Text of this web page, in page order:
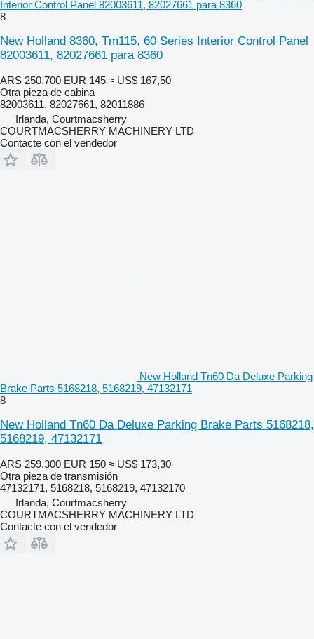
Interior Control Panel 82003611, 82027661 para 8360
8
New Holland 8360, Tm115, 60 Series Interior Control Panel
82003611, 82027661 para 8360
ARS 250.700 EUR 145 ≈ US$ 167,50
Otra pieza de cabina
82003611, 82027661, 82011886
Irlanda, Courtmacsherry
COURTMACSHERRY MACHINERY LTD
Contacte con el vendedor
New Holland Tn60 Da Deluxe Parking
Brake Parts 5168218, 5168219, 47132171
8
New Holland Tn60 Da Deluxe Parking Brake Parts 5168218,
5168219, 47132171
ARS 259.300 EUR 150 ≈ US$ 173,30
Otra pieza de transmisión
47132171, 5168218, 5168219, 47132170
Irlanda, Courtmacsherry
COURTMACSHERRY MACHINERY LTD
Contacte con el vendedor